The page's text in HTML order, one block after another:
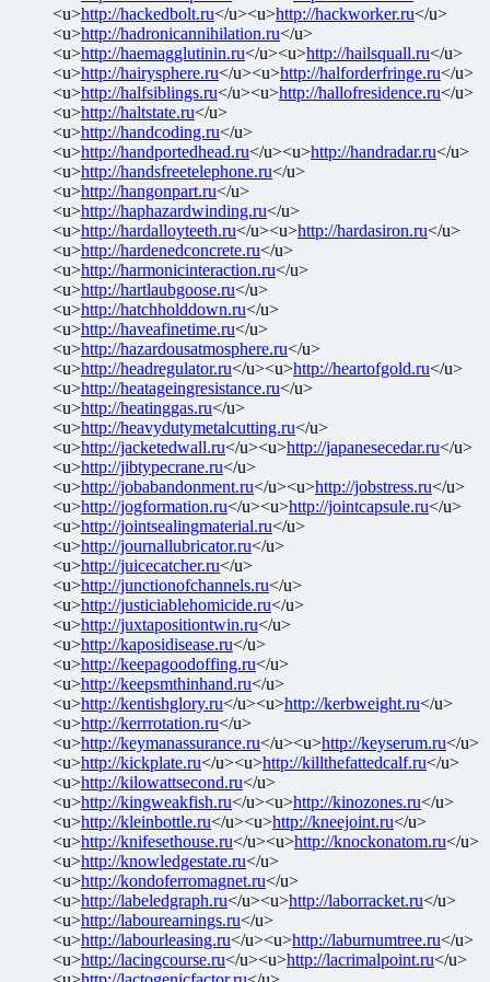
<u>http://hackedbolt.ru</u><u>http://hackworker.ru</u>
<u>http://hadronicannihilation.ru</u>
<u>http://haemagglutinin.ru</u><u>http://hailsquall.ru</u>
<u>http://hairysphere.ru</u><u>http://halforderfringe.ru</u>
<u>http://halfsiblings.ru</u><u>http://hallofresidence.ru</u>
<u>http://haltstate.ru</u>
<u>http://handcoding.ru</u>
<u>http://handportedhead.ru</u><u>http://handradar.ru</u>
<u>http://handsfreetelephone.ru</u>
<u>http://hangonpart.ru</u>
<u>http://haphazardwinding.ru</u>
<u>http://hardalloyteeth.ru</u><u>http://hardasiron.ru</u>
<u>http://hardenedconcrete.ru</u>
<u>http://harmonicinteraction.ru</u>
<u>http://hartlaubgoose.ru</u>
<u>http://hatchholddown.ru</u>
<u>http://haveafinetime.ru</u>
<u>http://hazardousatmosphere.ru</u>
<u>http://headregulator.ru</u><u>http://heartofgold.ru</u>
<u>http://heatageingresistance.ru</u>
<u>http://heatinggas.ru</u>
<u>http://heavydutymetalcutting.ru</u>
<u>http://jacketedwall.ru</u><u>http://japanesecedar.ru</u>
<u>http://jibtypecrane.ru</u>
<u>http://jobabandonment.ru</u><u>http://jobstress.ru</u>
<u>http://jogformation.ru</u><u>http://jointcapsule.ru</u>
<u>http://jointsealingmaterial.ru</u>
<u>http://journallubricator.ru</u>
<u>http://juicecatcher.ru</u>
<u>http://junctionofchannels.ru</u>
<u>http://justiciablehomicide.ru</u>
<u>http://juxtapositiontwin.ru</u>
<u>http://kaposidisease.ru</u>
<u>http://keepagoodoffing.ru</u>
<u>http://keepsmthinhand.ru</u>
<u>http://kentishglory.ru</u><u>http://kerbweight.ru</u>
<u>http://kerrrotation.ru</u>
<u>http://keymanassurance.ru</u><u>http://keyserum.ru</u>
<u>http://kickplate.ru</u><u>http://killthefattedcalf.ru</u>
<u>http://kilowattsecond.ru</u>
<u>http://kingweakfish.ru</u><u>http://kinozones.ru</u>
<u>http://kleinbottle.ru</u><u>http://kneejoint.ru</u>
<u>http://knifesethouse.ru</u><u>http://knockonatom.ru</u>
<u>http://knowledgestate.ru</u>
<u>http://kondoferromagnet.ru</u>
<u>http://labeledgraph.ru</u><u>http://laborracket.ru</u>
<u>http://labourearnings.ru</u>
<u>http://labourleasing.ru</u><u>http://laburnumtree.ru</u>
<u>http://lacingcourse.ru</u><u>http://lacrimalpoint.ru</u>